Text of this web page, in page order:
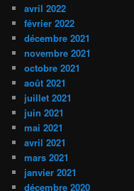
avril 2022
février 2022
décembre 2021
novembre 2021
octobre 2021
août 2021
juillet 2021
juin 2021
mai 2021
avril 2021
mars 2021
janvier 2021
décembre 2020